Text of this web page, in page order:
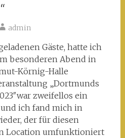
admin
Gäste, hatte ich
besonderen Abend in
Körnig-Halle
„Dortmunds
zweifellos ein
ich fand mich in
der für diesen
Location umfunktioniert